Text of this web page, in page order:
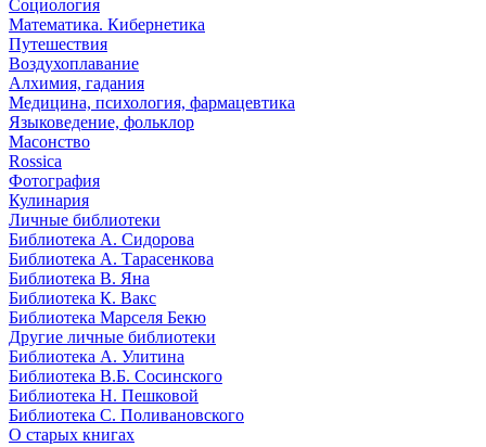
Социология
Математика. Кибернетика
Путешествия
Воздухоплавание
Алхимия, гадания
Медицина, психология, фармацевтика
Языковедение, фольклор
Масонство
Rossica
Фотография
Кулинария
Личные библиотеки
Библиотека А. Сидорова
Библиотека А. Тарасенкова
Библиотека В. Яна
Библиотека К. Вакс
Библиотека Марселя Бекю
Другие личные библиотеки
Библиотека А. Улитина
Библиотека В.Б. Сосинского
Библиотека Н. Пешковой
Библиотека С. Поливановского
О старых книгах